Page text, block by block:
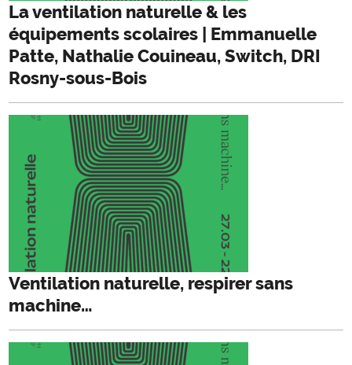
La ventilation naturelle & les
équipements scolaires | Emmanuelle
Patte, Nathalie Couineau, Switch, DRI
Rosny-sous-Bois
Ventilation naturelle, respirer sans
machine…